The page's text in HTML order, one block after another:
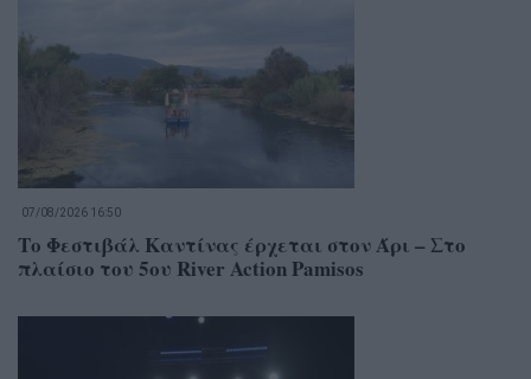
07/08/2026 16:50
Το Φεστιβάλ Καντίνας έρχεται στον Άρι – Στο
πλαίσιο του 5ου River Action Pamisos